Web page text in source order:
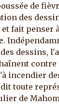
de
des
fait penser
.
dessins,
contre
incendier
toute
de